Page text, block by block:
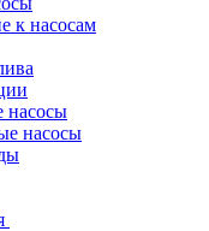
к насосам
насосы
насосы